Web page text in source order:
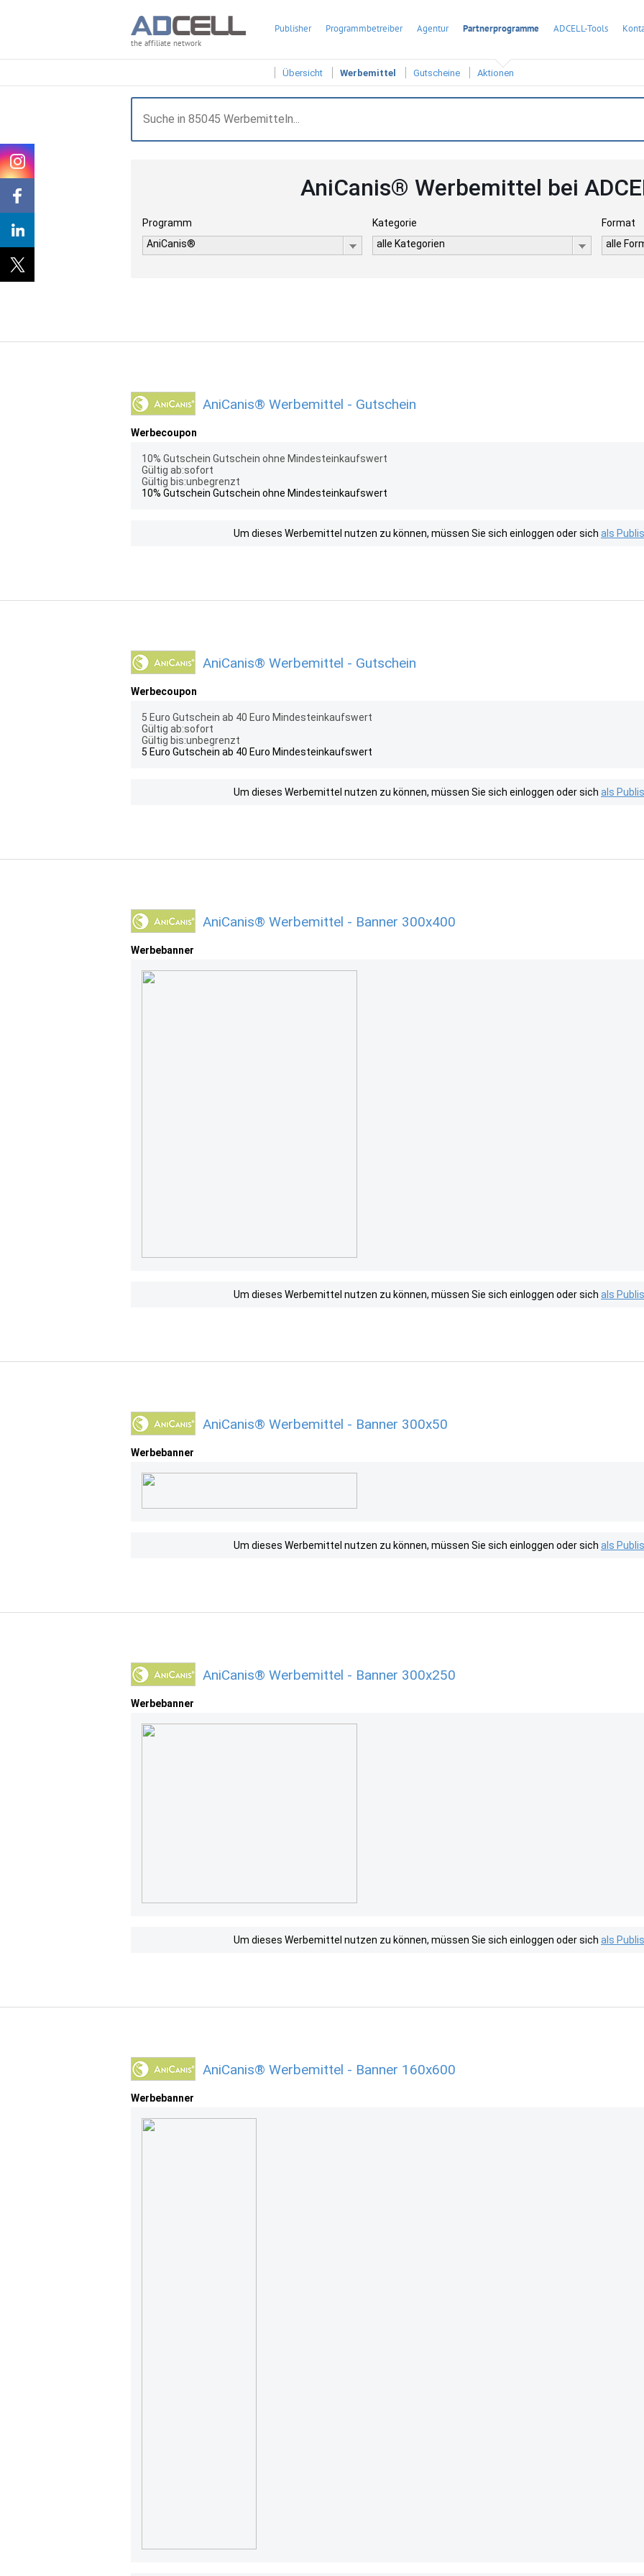
the affiliate network
Publisher Programmbetreiber Agentur Partnerprogramme ADCELL-Tools
Übersicht Werbemittel Gutscheine Aktionen
AniCanis® Werbemittel bei
Programm
AniCanis®
Kategorie
alle Kategorien
Format
alle
AniCanis® Werbemittel - Gutschein
Werbecoupon
10% Gutschein Gutschein ohne Mindesteinkaufswert
Gültig ab:sofort
Gültig bis:unbegrenzt
10% Gutschein Gutschein ohne Mindesteinkaufswert
Um dieses Werbemittel nutzen zu können, müssen Sie sich einloggen oder sich als
AniCanis® Werbemittel - Gutschein
Werbecoupon
5 Euro Gutschein ab 40 Euro Mindesteinkaufswert
Gültig ab:sofort
Gültig bis:unbegrenzt
5 Euro Gutschein ab 40 Euro Mindesteinkaufswert
Um dieses Werbemittel nutzen zu können, müssen Sie sich einloggen oder sich als
AniCanis® Werbemittel - Banner 300x400
Werbebanner
Um dieses Werbemittel nutzen zu können, müssen Sie sich einloggen oder sich als
AniCanis® Werbemittel - Banner 300x50
Werbebanner
Um dieses Werbemittel nutzen zu können, müssen Sie sich einloggen oder sich als
AniCanis® Werbemittel - Banner 300x250
Werbebanner
Um dieses Werbemittel nutzen zu können, müssen Sie sich einloggen oder sich als
AniCanis® Werbemittel - Banner 160x600
Werbebanner